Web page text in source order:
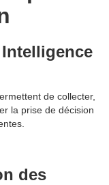
de collecter,
la prise de décision
des